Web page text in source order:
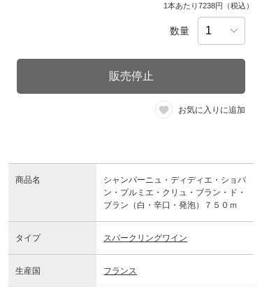
1本あたり7238円（税込）
数量
販売停止
お気に入りに追加
商品名
シャンパーニュ・ディディエ・ショパ
ン・プルミエ・クリュ・ブラン・ド・
ブラン（白・辛口・発泡）７５０ｍ
タイプ スパークリングワイン
生産国 フランス